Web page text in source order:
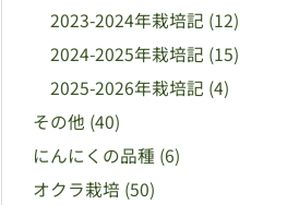
2023-2024年栽培記 (12)
2024-2025年栽培記 (15)
2025-2026年栽培記 (4)
その他 (40)
にんにくの品種 (6)
オクラ栽培 (50)